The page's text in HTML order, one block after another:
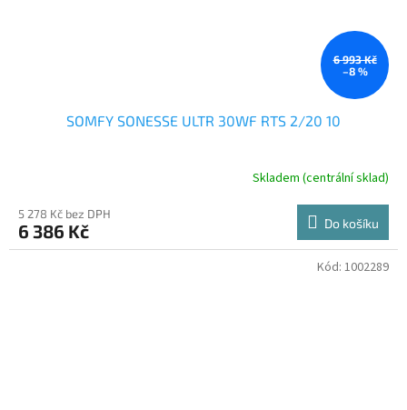
6 993 Kč
–8 %
SOMFY SONESSE ULTR 30WF RTS 2/20 10
Skladem (centrální sklad)
5 278 Kč bez DPH
6 386 Kč Do košíku
Kód: 1002289